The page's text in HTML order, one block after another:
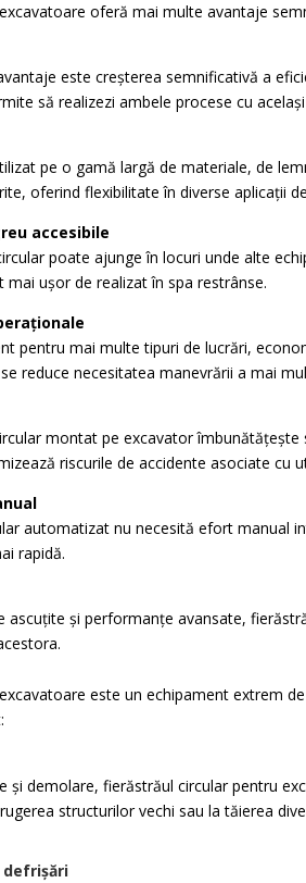
oferă mai multe avantaje
este creșterea semnificativă a
să realizezi ambele procese cu
pe o gamă largă de materiale, de
oferind flexibilitate în diverse aplicații
accesibile
poate ajunge în locuri unde alte
ușor de realizat în spa restrânse.
pentru mai multe tipuri de lucrări,
reduce necesitatea manevrării a mai
montat pe excavator
riscurile de accidente asociate cu
automatizat nu necesită efort manual
rapidă.
ascuțite și performanțe avansate,
este un echipament extrem
și demolare, fierăstrăul circular pentru
structurilor vechi sau la tăierea
defrișări